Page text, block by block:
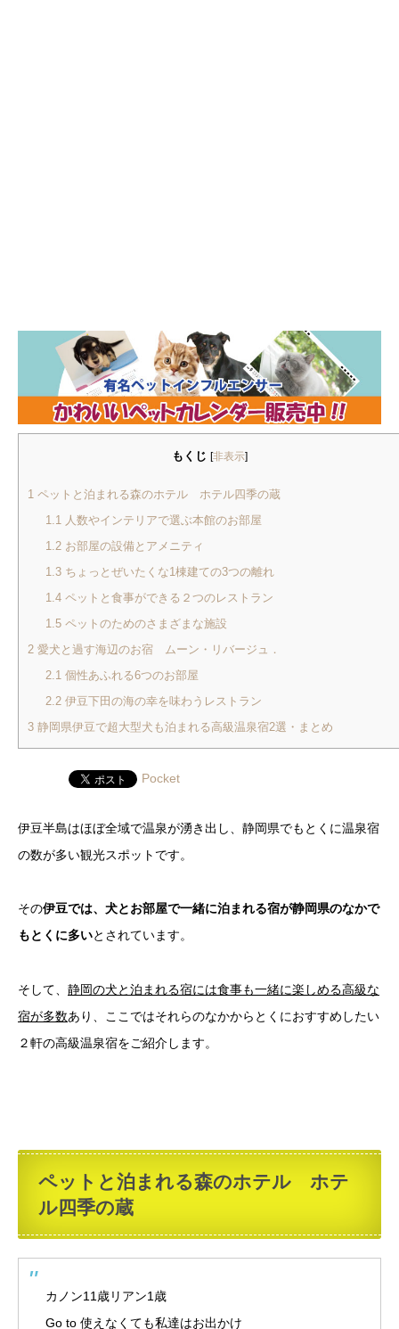
もくじ [非表示]
1 ペットと泊まれる森のホテル ホテル四季の蔵
1.1 人数やインテリアで選ぶ本館のお部屋
1.2お部屋の設備とアメニティ
1.3ちょっとぜいたくな1棟建ての3つの離れ
1.4ペットと食事ができる２つのレストラン
1.5ペットのためのさまざまな施設
2 愛犬と過す海辺のお宿 ムーン・リバージュ．
2.1 個性あふれる6つのお部屋
2.2伊豆下田の海の幸を味わうレストラン
3 静岡県伊豆で超大型犬も泊まれる高級温泉宿2選・まとめ
Pocket
伊豆半島はほぼ全域で温泉が湧き出し、静岡県でもとくに温泉宿
の数が多い観光スポットです。
その伊豆では、犬とお部屋で一緒に泊まれる宿が静岡県のなかで
もとくに多いとされています。
そして、 静岡の犬と泊まれる宿には食事も一緒に楽しめる高級な
宿が多数あり、ここではそれらのなかからとくにおすすめしたい
２軒の高級温泉宿をご紹介します。
ペットと泊まれる森のホテル ホテ
ル四季の蔵
カノン11歳リアン1歳
Go to 使えなくても私達はお出かけ